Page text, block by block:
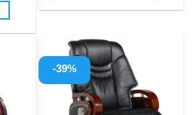
-39%